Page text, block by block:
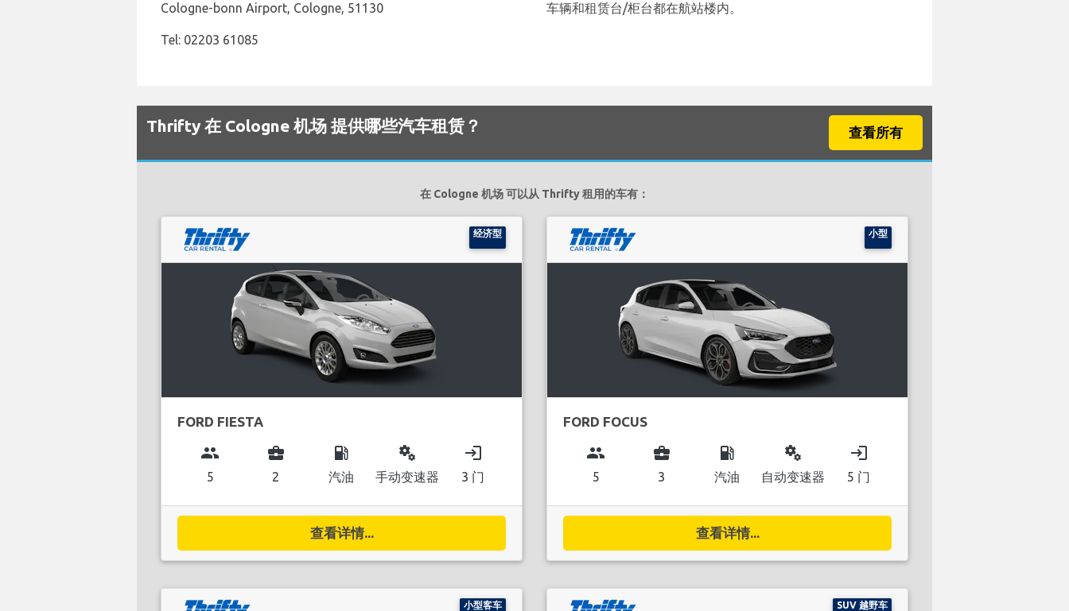
Cologne-bonn Airport, Cologne, 51130
Tel: 02203 61085
车辆和租赁台/柜台都在航站楼内。
Thrifty 在 Cologne 机场 提供哪些汽车租赁？ 查看所有
在 Cologne 机场 可以从 Thrifty 租用的车有：
经济型
FORD FIESTA
group
5
business_center
2
local_gas_station
汽油
miscellaneous_services
手动变速器
login
3 门
查看详情...
小型
FORD FOCUS
group
5
business_center
3
local_gas_station
汽油
miscellaneous_services
自动变速器
login
5 门
查看详情...
小型客车 SUV 越野车